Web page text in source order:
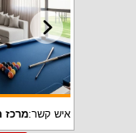
איש קשר:מרכז